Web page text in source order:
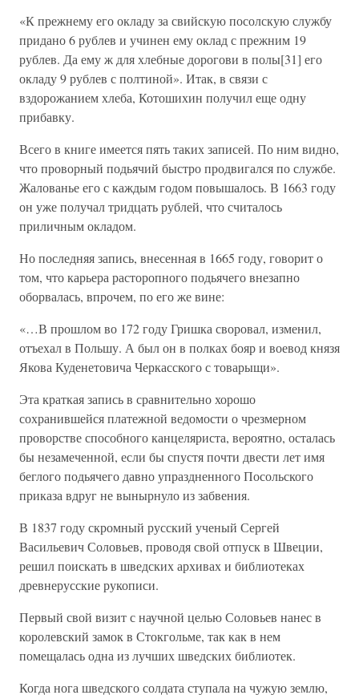
«К прежнему его окладу за свийскую посолскую службу
придано 6 рублев и учинен ему оклад с прежним 19
рублев. Да ему ж для хлебные дорогови в полы[31] его
окладу 9 рублев с полтиной». Итак, в связи с
вздорожанием хлеба, Котошихин получил еще одну
прибавку.
Всего в книге имеется пять таких записей. По ним видно,
что проворный подьячий быстро продвигался по службе.
Жалованье его с каждым годом повышалось. В 1663 году
он уже получал тридцать рублей, что считалось
приличным окладом.
Но последняя запись, внесенная в 1665 году, говорит о
том, что карьера расторопного подьячего внезапно
оборвалась, впрочем, по его же вине:
«…В прошлом во 172 году Гришка своровал, изменил,
отъехал в Польшу. А был он в полках бояр и воевод князя
Якова Куденетовича Черкасского с товарыщи».
Эта краткая запись в сравнительно хорошо
сохранившейся платежной ведомости о чрезмерном
проворстве способного канцеляриста, вероятно, осталась
бы незамеченной, если бы спустя почти двести лет имя
беглого подьячего давно упраздненного Посольского
приказа вдруг не вынырнуло из забвения.
В 1837 году скромный русский ученый Сергей
Васильевич Соловьев, проводя свой отпуск в Швеции,
решил поискать в шведских архивах и библиотеках
древнерусские рукописи.
Первый свой визит с научной целью Соловьев нанес в
королевский замок в Стокгольме, так как в нем
помещалась одна из лучших шведских библиотек.
Когда нога шведского солдата ступала на чужую землю,